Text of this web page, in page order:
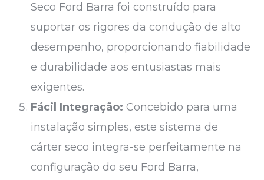
Seco Ford Barra foi construído para
suportar os rigores da condução de alto
desempenho, proporcionando fiabilidade
e durabilidade aos entusiastas mais
exigentes.
Fácil Integração: Concebido para uma
instalação simples, este sistema de
cárter seco integra-se perfeitamente na
configuração do seu Ford Barra,